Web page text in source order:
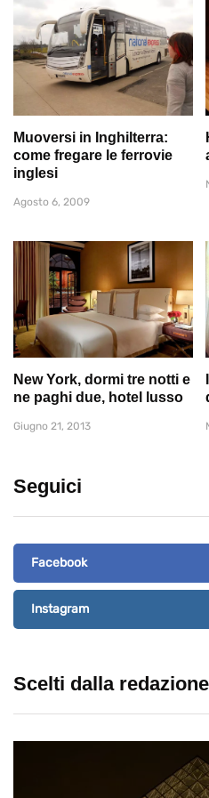
Muoversi in Inghilterra:
come fregare le ferrovie
inglesi
Agosto 6, 2009
New York, dormi tre notti e
ne paghi due, hotel lusso
Giugno 21, 2013
Seguici
Facebook
Instagram
Scelti dalla redazione